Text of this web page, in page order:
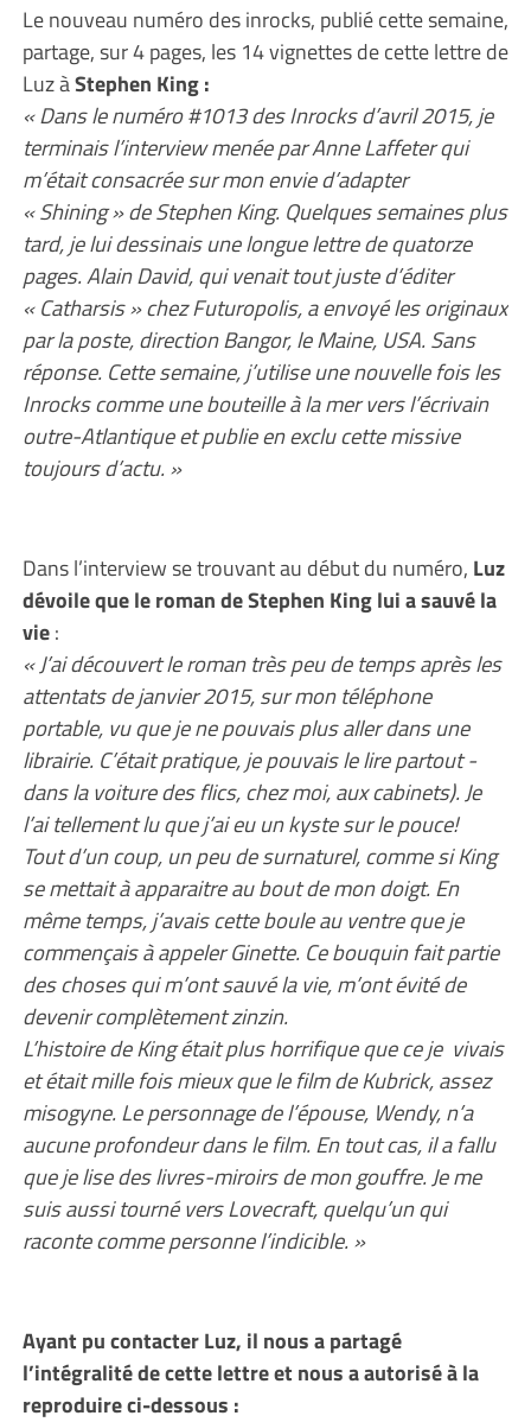
Le nouveau numéro des inrocks, publié cette semaine,
partage, sur 4 pages, les 14 vignettes de cette lettre de
Luz àStephen King :
« Dans le numéro #1013 des Inrocks d’avril 2015, je
terminais l’interview menée par Anne Laffeter qui
m’était consacrée sur mon envie d’adapter
« Shining » de Stephen King. Quelques semaines plus
tard, je lui dessinais une longue lettre de quatorze
pages. Alain David, qui venait tout juste d’éditer
« Catharsis » chez Futuropolis, a envoyé les originaux
par la poste, direction Bangor, le Maine, USA. Sans
réponse. Cette semaine, j’utilise une nouvelle fois les
Inrocks comme une bouteille à la mer vers l’écrivain
outre-Atlantique et publie en exclu cette missive
toujours d’actu. »
Dans l’interview se trouvant au début du numéro, Luz
dévoile que le roman de Stephen King lui a sauvé la
vie:
« J’ai découvert le roman très peu de temps après les
attentats de janvier 2015, sur mon téléphone
portable, vu que je ne pouvais plus aller dans une
librairie. C’était pratique, je pouvais le lire partout -
dans la voiture des flics, chez moi, aux cabinets). Je
l’ai tellement lu que j’ai eu un kyste sur le pouce!
Tout d’un coup, un peu de surnaturel, comme si King
se mettait à apparaitre au bout de mon doigt. En
même temps, j’avais cette boule au ventre que je
commençais à appeler Ginette. Ce bouquin fait partie
des choses qui m’ont sauvé la vie, m’ont évité de
devenir complètement zinzin.
L’histoire de King était plus horrifique que ce je vivais
et était mille fois mieux que le film de Kubrick, assez
misogyne. Le personnage de l’épouse, Wendy, n’a
aucune profondeur dans le film. En tout cas, il a fallu
que je lise des livres-miroirs de mon gouffre. Je me
suis aussi tourné vers Lovecraft, quelqu’un qui
raconte comme personne l’indicible. »
Ayant pu contacter Luz, il nous a partagé
l’intégralité de cette lettre et nous a autorisé à la
reproduire ci-dessous :